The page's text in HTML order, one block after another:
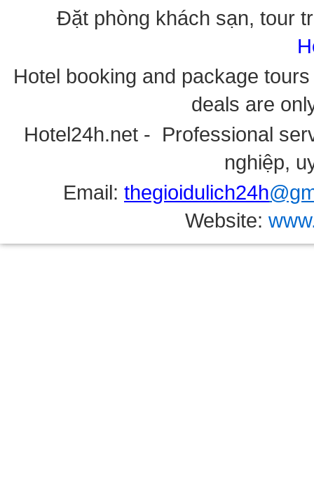
Đặt phòng khách sạn, tour
Hotel booking and package
deals are
Hotel24h.net - Professional
nghiệp,
Email: thegioidulich24h
Website: